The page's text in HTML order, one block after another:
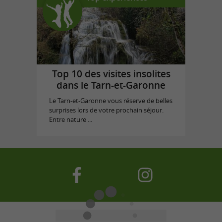
Top 10 des visites insolites
dans le Tarn-et-Garonne
Le Tarn-et-Garonne vous réserve de belles
surprises lors de votre prochain séjour.
Entre nature ...